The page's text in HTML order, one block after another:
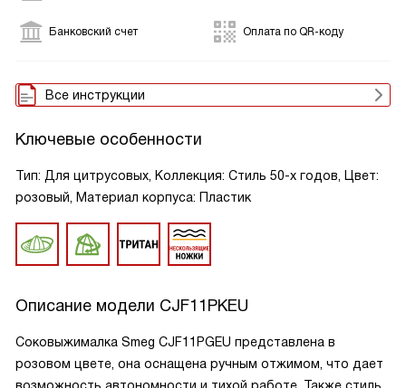
Банковский счет Оплата по QR-коду
Все инструкции
Ключевые особенности
Тип: Для цитрусовых, Коллекция: Стиль 50-х годов, Цвет:
розовый, Материал корпуса: Пластик
Описание модели CJF11PKEU
Соковыжималка Smeg CJF11PGEU представлена в
розовом цвете, она оснащена ручным отжимом, что дает